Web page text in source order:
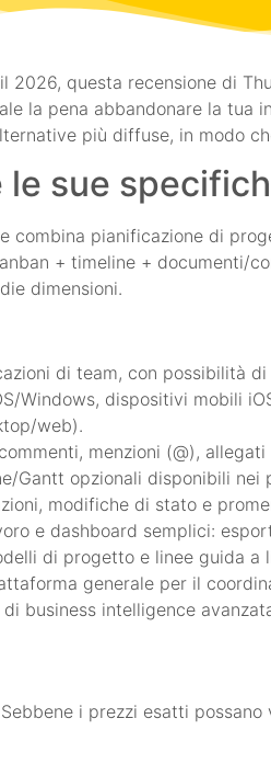
questa recensione di
la pena abbandonare la
più diffuse, in modo
sue
combina pianificazione di
+ timeline + documenti/
dimensioni.
di team, con possibilità di
Windows, dispositivi mobili
web).
menzioni (@),
Gantt opzionali disponibili nei
modifiche di stato e
e dashboard semplici:
di progetto e linee guida a
generale per il
business intelligence
i prezzi esatti